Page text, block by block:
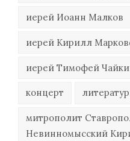
иерей Иоанн Малков
иерей Кирилл
иерей Тимофей
концерт
митрополит
Невинномысский